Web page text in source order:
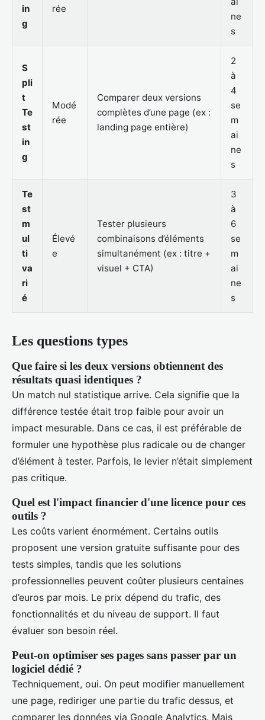
in
g
rée
ne
s
S
pli
t
Te
st
in
g
Modé
rée
Comparer deux versions
complètes d’une page (ex :
landing page entière)
2
à
4
se
m
ai
ne
s
Te
st
m
ul
ti
va
ri
é
Élevé
e
Tester plusieurs
combinaisons d’éléments
simultanément (ex : titre +
visuel + CTA)
3
à
6
se
m
ai
ne
s
Les questions types
Que faire si les deux versions obtiennent des
résultats quasi identiques ?
Un match nul statistique arrive. Cela signifie que la
différence testée était trop faible pour avoir un
impact mesurable. Dans ce cas, il est préférable de
formuler une hypothèse plus radicale ou de changer
d’élément à tester. Parfois, le levier n’était simplement
pas critique.
Quel est l'impact financier d'une licence pour ces
outils ?
Les coûts varient énormément. Certains outils
proposent une version gratuite suffisante pour des
tests simples, tandis que les solutions
professionnelles peuvent coûter plusieurs centaines
d’euros par mois. Le prix dépend du trafic, des
fonctionnalités et du niveau de support. Il faut
évaluer son besoin réel.
Peut-on optimiser ses pages sans passer par un
logiciel dédié ?
Techniquement, oui. On peut modifier manuellement
une page, rediriger une partie du trafic dessus, et
comparer les données via Google Analytics. Mais